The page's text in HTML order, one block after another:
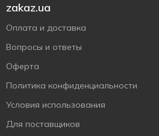
zakaz.ua
Оплата и доставка
Вопросы и ответы
Оферта
Политика конфиденциальности
Условия использования
Для поставщиков